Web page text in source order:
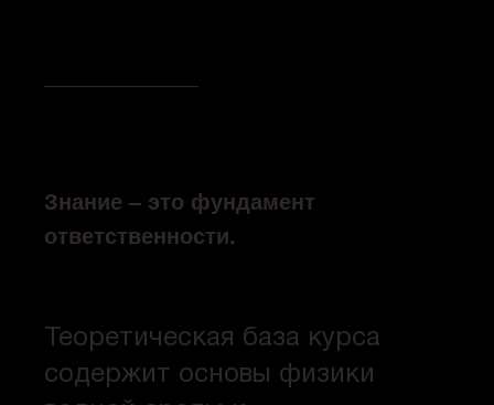
Знание – это фундамент
ответственности.
Теоретическая база курса
содержит основы физики